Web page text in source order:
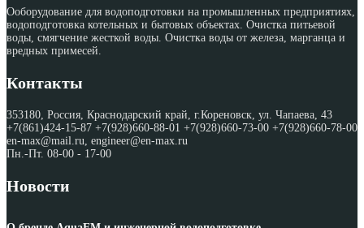
Ооборудование для водоподготовки на промышленных предприятиях,
водоподготовка котельных и бытовых объектах. Очистка питьевой
воды, смягчение жесткой воды. Очистка воды от железа, марганца и
вредных примесей.
Контакты
353180, Россия, Краснодарский край, г.Кореновск, ул. Чапаева, 43
+7(861)424-15-87 +7(928)660-88-01 +7(928)660-73-00 +7(928)660-78-00
en-max@mail.ru, engineer@en-max.ru
Пн.-Пт. 08-00 - 17-00
Новости